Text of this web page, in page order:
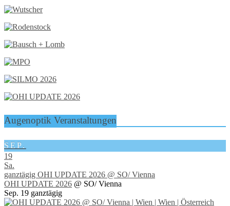
Augenoptik Veranstaltungen
SEP.
19
Sa.
ganztägig OHI UPDATE 2026 @ SO/ Vienna
OHI UPDATE 2026 @ SO/ Vienna
Sep. 19 ganztägig